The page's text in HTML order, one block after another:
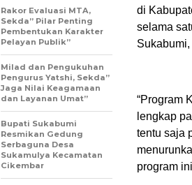
di
selama
“Program
lengkap
tentu saja
program
Rakor Evaluasi MTA,
Sekda” Pilar Penting
Pembentukan Karakter
Pelayan Publik”
Milad dan Pengukuhan
Pengurus Yatshi, Sekda”
Jaga Nilai Keagamaan
dan Layanan Umat”
Bupati Sukabumi
Resmikan Gedung
Serbaguna Desa
Sukamulya Kecamatan
Cikembar